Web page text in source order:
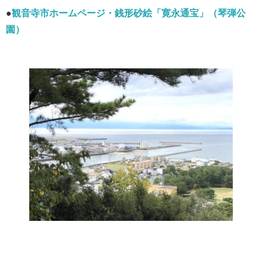
●観音寺市ホームページ・銭形砂絵「寛永通宝」（琴弾公
園）